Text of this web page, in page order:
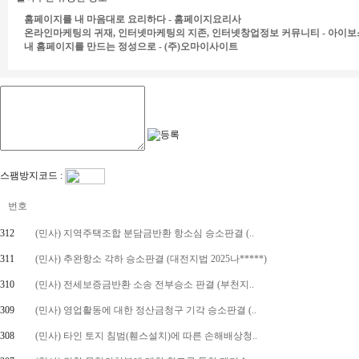
홈페이지를 내 마음대로 요리하다 - 홈페이지요리사
온라인마케팅의 귀재, 인터넷마케팅의 지존, 인터넷창업정보 커뮤니티 - 아이보
내 홈페이지를 만드는 정성으로 - (주)오마이사이트
스팸방지코드 :
번호
312 (민사) 지역주택조합 분담금반환 항소심 승소판결 (..
311 (민사) 추완항소 각하 승소판결 (대전지법 2025나*****)
310 (민사) 전세보증금반환 소송 전부승소 판결 (부천지..
309 (민사) 영업활동에 대한 정산금청구 기각 승소판결 (..
308 (민사) 타인 토지 침범(휀스설치)에 따른 손해배상청..